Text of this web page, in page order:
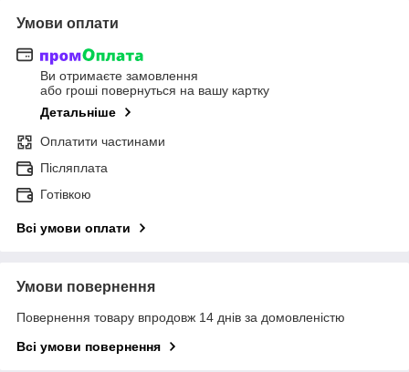
Умови оплати
Ви отримаєте замовлення
або гроші повернуться на вашу картку
Детальніше
Оплатити частинами
Післяплата
Готівкою
Всі умови оплати
Умови повернення
Повернення товару впродовж 14 днів за домовленістю
Всі умови повернення